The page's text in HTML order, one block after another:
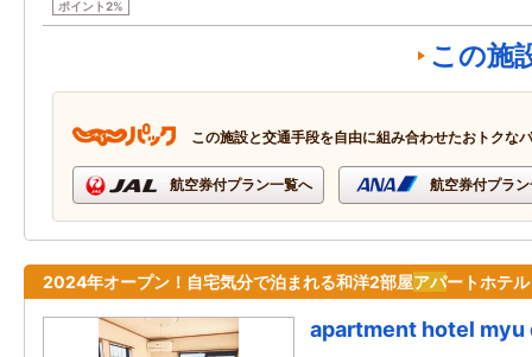
ポイント2%
この施
この施設と交通手段を自由に組み合わせたおトクな
航空券付プラン一覧へ 航空券付プラ
2024年オープン！自宅気分で泊まれる和洋2部屋アパートホテル
apartment hotel myu